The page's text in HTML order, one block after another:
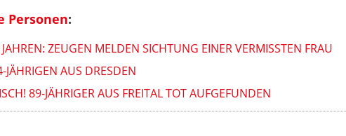
Personen:
ZEUGEN MELDEN SICHTUNG EINER VERMISSTEN FRAU
AUS DRESDEN
89-JÄHRIGER AUS FREITAL TOT AUFGEFUNDEN